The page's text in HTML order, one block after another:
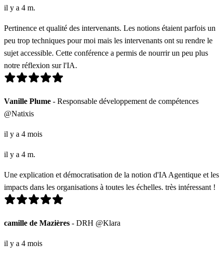
il y a 4 m.
Pertinence et qualité des intervenants. Les notions étaient parfois un
peu trop techniques pour moi mais les intervenants ont su rendre le
sujet accessible. Cette conférence a permis de nourrir un peu plus
notre réflexion sur l'IA.
Vanille Plume - Responsable développement de compétences
@Natixis
il y a 4 mois
il y a 4 m.
Une explication et démocratisation de la notion d'IA Agentique et les
impacts dans les organisations à toutes les échelles. très intéressant !
camille de Mazières - DRH @Klara
il y a 4 mois